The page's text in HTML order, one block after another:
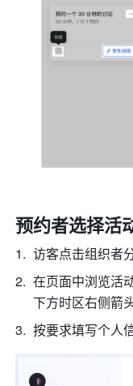
预约者选择活
访客点击组织者
在页面中浏览活
下方时区右侧箭
按要求填写个人